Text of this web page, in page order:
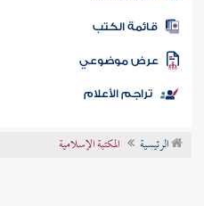
المكتبة
الكتب
موضوعي
تراجم الأعلام
الرئيسية المكتبة الإسلامية